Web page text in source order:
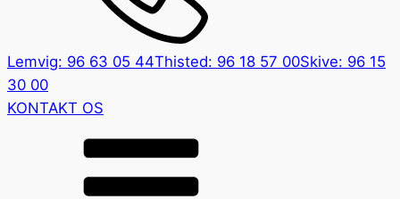
Lemvig: 96 63 05 44Thisted: 96 18 57 00Skive: 96 15
30 00
KONTAKT OS